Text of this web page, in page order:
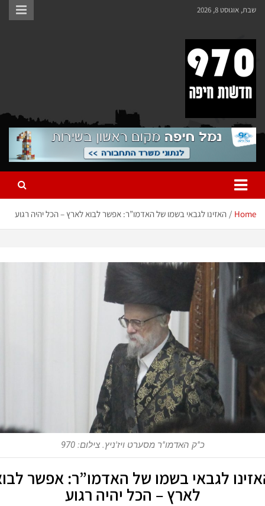
8, 2026
האזינו לגבאי בשמו של האדמו”ר: אפשר לבוא לארץ – הכל יהיה רגוע
כ"ק האדמו"ר מסערט ויז'ניץ. צילום: 970
לגבאי בשמו של האדמו”ר: אפשר לבוא
לארץ – הכל יהיה רגוע